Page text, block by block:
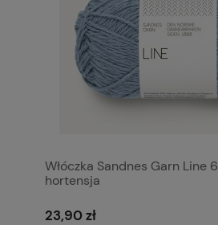
Włóczka Sandnes Garn Line
hortensja
23,90 zł